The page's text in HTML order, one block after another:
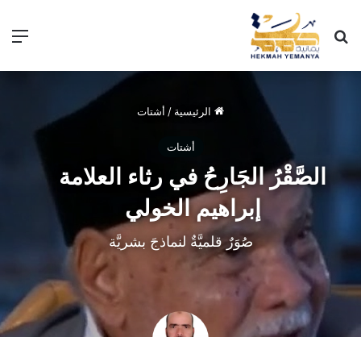
الرئيسية / أشتات
أشتات
الصَّقْرُ الجَارِحُ في رثاء العلامة
إبراهيم الخولي
صُوَرٌ قلميَّةٌ لنماذجَ بشريَّة